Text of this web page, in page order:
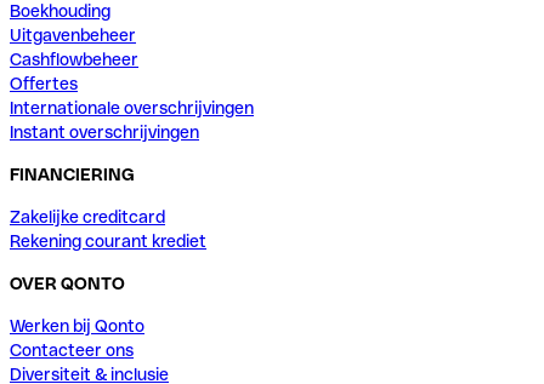
Boekhouding
Uitgavenbeheer
Cashflowbeheer
Offertes
Internationale overschrijvingen
Instant overschrijvingen
FINANCIERING
Zakelijke creditcard
Rekening courant krediet
OVER QONTO
Werken bij Qonto
Contacteer ons
Diversiteit & inclusie